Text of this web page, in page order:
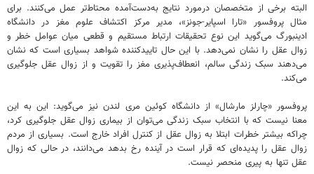
البته برخی از متخصصان درمورد نتایج به‌دست‌آمده محتاط‌تر عمل می‌کنند. برای
مثال پروفسور «تارا اسپایر-جونز»، مدیر مرکز اکتشاف علوم مغز در دانشگاه
ادینبورگ می‌گوید این نوع تحقیقات ارتباط مستقیم و قطعی میان عوامل خطر و
زوال عقل را نشان نمی‌دهد. با این حال تاییدکننده شواهد بسیاری است که نشان
می‌دهند سبک زندگی سالم، انعطاف‌پذیری مغز را تقویت و از زوال عقل جلوگیری
می‌کند.
پروفسور «چارلز مارشال» از دانشگاه کوئین مری لندن نیز می‌گوید: این به این
معنا نیست که با انتخاب سبک زندگی می‌توان از بیماری زوال عقل جلوگیری کرد،
چراکه بیشتر خطرات ابتلا به زوال عقل از کنترل افراد خارج‌ است. بسیاری از مردم
زوال عقل را پدیده‌ای که قرار است در آینده رخ بدهد می‌دانند، در حالی که زوال
عقل تنها به پیری منحصر نیست.